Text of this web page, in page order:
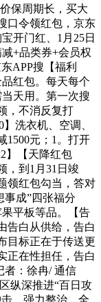
保周期长，买大
口令领红包，京东
开门红、1月25日
+品类券+会员权
APP搜【福利
红包。每天每个
天用。第一次搜
，不消反复打
洗衣机、空调、
1500元；1。打开
】【天降红包
，到1月31日竣
领红包勾当，答对
事成”四张福分
平板等品。【告
告白从供给，告白
目标正在于传送更
正在性担任，告白
者：徐冉/ 通信
纵深推进“百日攻